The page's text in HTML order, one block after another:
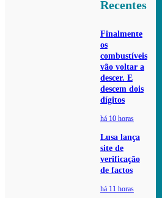
Recentes
Finalmente
os
combustíveis
vão voltar a
descer. E
descem dois
dígitos
há 10 horas
Lusa lança
site de
verificação
de factos
há 11 horas